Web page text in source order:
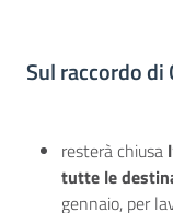
Sul raccordo di
resterà chiusa
tutte le
gennaio, per